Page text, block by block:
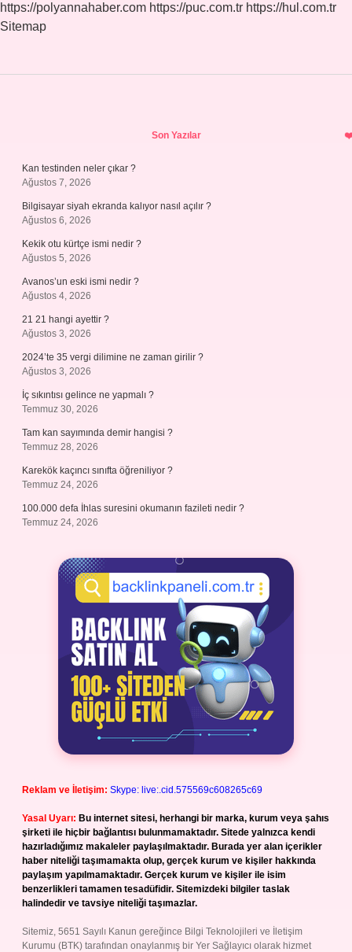
https://polyannahaber.com https://puc.com.tr https://hul.com.tr
Sitemap
Son Yazılar
Kan testinden neler çıkar ?
Ağustos 7, 2026
Bilgisayar siyah ekranda kalıyor nasıl açılır ?
Ağustos 6, 2026
Kekik otu kürtçe ismi nedir ?
Ağustos 5, 2026
Avanos’un eski ismi nedir ?
Ağustos 4, 2026
21 21 hangi ayettir ?
Ağustos 3, 2026
2024’te 35 vergi dilimine ne zaman girilir ?
Ağustos 3, 2026
İç sıkıntısı gelince ne yapmalı ?
Temmuz 30, 2026
Tam kan sayımında demir hangisi ?
Temmuz 28, 2026
Karekök kaçıncı sınıfta öğreniliyor ?
Temmuz 24, 2026
100.000 defa İhlas suresini okumanın fazileti nedir ?
Temmuz 24, 2026
Reklam ve İletişim: Skype: live:.cid.575569c608265c69
Yasal Uyarı: Bu internet sitesi, herhangi bir marka, kurum veya şahıs
şirketi ile hiçbir bağlantısı bulunmamaktadır. Sitede yalnızca kendi
hazırladığımız makaleler paylaşılmaktadır. Burada yer alan içerikler
haber niteliği taşımamakta olup, gerçek kurum ve kişiler hakkında
paylaşım yapılmamaktadır. Gerçek kurum ve kişiler ile isim
benzerlikleri tamamen tesadüfidir. Sitemizdeki bilgiler taslak
halindedir ve tavsiye niteliği taşımazlar.
Sitemiz, 5651 Sayılı Kanun gereğince Bilgi Teknolojileri ve İletişim
Kurumu (BTK) tarafından onaylanmış bir Yer Sağlayıcı olarak hizmet